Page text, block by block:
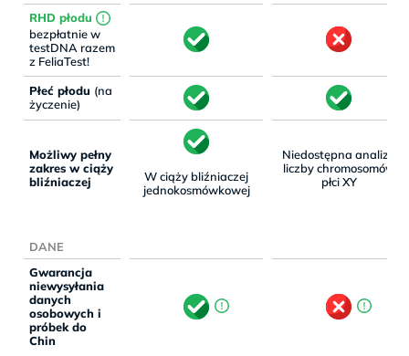
RHD płodu
bezpłatnie w
testDNA razem
z FeliaTest!
Płeć płodu (na
życzenie)
Możliwy pełny
zakres w ciąży
bliźniaczej
W ciąży bliźniaczej
jednokosmówkowej
Niedostępna analiza
liczby chromosomów
płci XY
DANE
Gwarancja
niewysyłania
danych
osobowych i
próbek do
Chin